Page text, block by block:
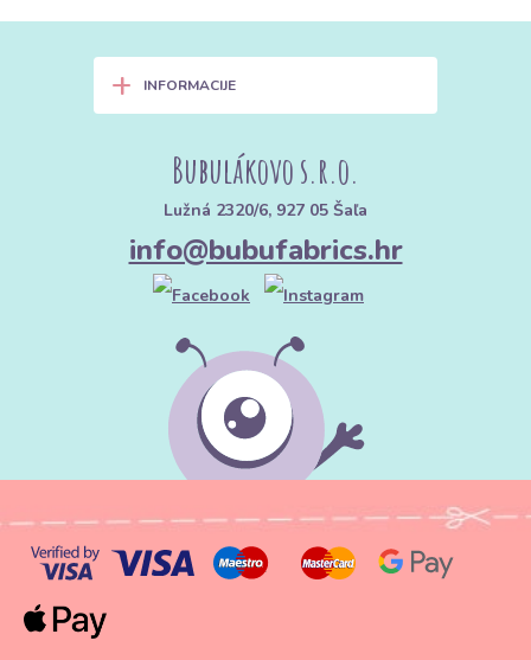
+ INFORMACIJE
Bubulákovo s.r.o.
Lužná 2320/6, 927 05 Šaľa
info@bubufabrics.hr